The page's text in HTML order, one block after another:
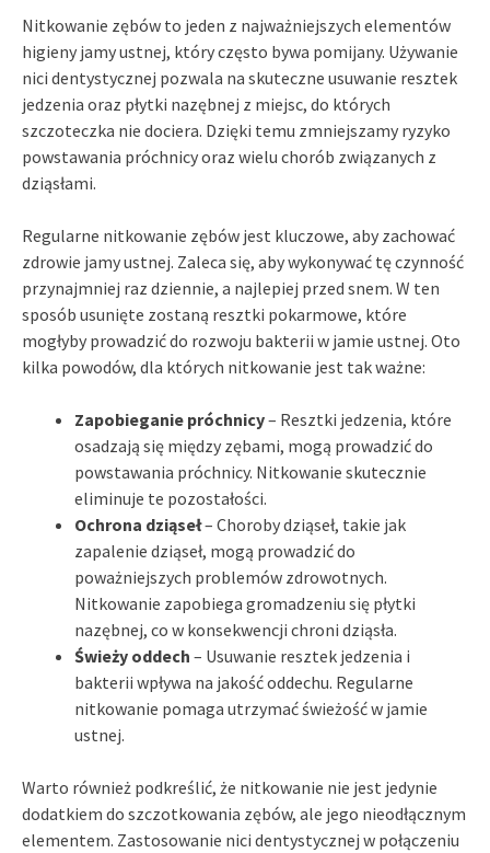
Nitkowanie zębów to jeden z najważniejszych elementów
higieny jamy ustnej, który często bywa pomijany. Używanie
nici dentystycznej pozwala na skuteczne usuwanie resztek
jedzenia oraz płytki nazębnej z miejsc, do których
szczoteczka nie dociera. Dzięki temu zmniejszamy ryzyko
powstawania próchnicy oraz wielu chorób związanych z
dziąsłami.
Regularne nitkowanie zębów jest kluczowe, aby zachować
zdrowie jamy ustnej. Zaleca się, aby wykonywać tę czynność
przynajmniej raz dziennie, a najlepiej przed snem. W ten
sposób usunięte zostaną resztki pokarmowe, które
mogłyby prowadzić do rozwoju bakterii w jamie ustnej. Oto
kilka powodów, dla których nitkowanie jest tak ważne:
Zapobieganie próchnicy– Resztki jedzenia, które
osadzają się między zębami, mogą prowadzić do
powstawania próchnicy. Nitkowanie skutecznie
eliminuje te pozostałości.
Ochrona dziąseł– Choroby dziąseł, takie jak
zapalenie dziąseł, mogą prowadzić do
poważniejszych problemów zdrowotnych.
Nitkowanie zapobiega gromadzeniu się płytki
nazębnej, co w konsekwencji chroni dziąsła.
Świeży oddech – Usuwanie resztek jedzenia i
bakterii wpływa na jakość oddechu. Regularne
nitkowanie pomaga utrzymać świeżość w jamie
ustnej.
Warto również podkreślić, że nitkowanie nie jest jedynie
dodatkiem do szczotkowania zębów, ale jego nieodłącznym
elementem. Zastosowanie nici dentystycznej w połączeniu